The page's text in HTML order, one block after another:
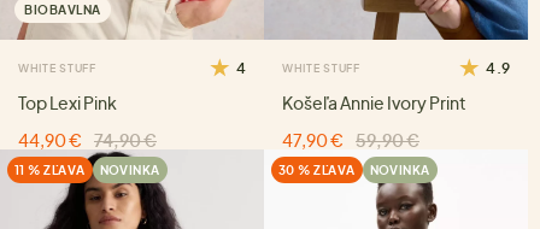
BIOBAVLNA
WHITE STUFF 4
Top Lexi Pink
44,90 €
74,90 €
WHITE STUFF 4.9
Košeľa Annie Ivory Print
47,90 €
59,90 €
11 % ZĽAVA NOVINKA 30 % ZĽAVA NOVINKA